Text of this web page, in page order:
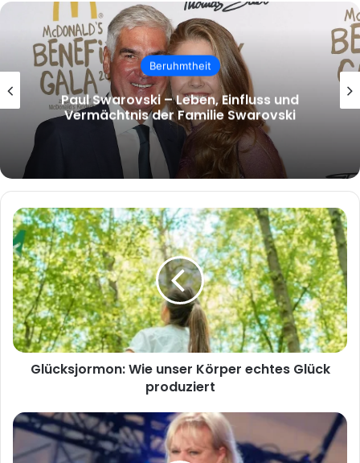
Beruhmtheit
malcolm.mcrae – Wer ist Malcolm
McRae und warum wächst das Interesse
an ihm?
Glücksjormon:
Wie
unser
Körper
echtes
Glück
produziert
Glücksjormon: Wie unser Körper echtes Glück
produziert
Anna
Mendt:
Ein